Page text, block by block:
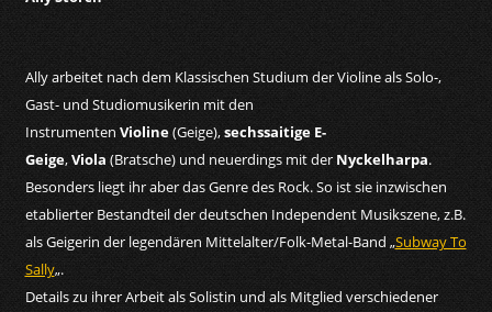
Ally arbeitet nach dem Klassischen Studium der Violine als Solo-,
Gast- und Studiomusikerin mit den
Instrumenten Violine(Geige),sechssaitige E-
Geige,Viola (Bratsche) und neuerdings mit der Nyckelharpa.
Besonders liegt ihr aber das Genre des Rock. So ist sie inzwischen
etablierter Bestandteil der deutschen Independent Musikszene, z.B.
als Geigerin der legendären Mittelalter/Folk-Metal-Band „Subway To
Sally„.
Details zu ihrer Arbeit als Solistin und als Mitglied verschiedener